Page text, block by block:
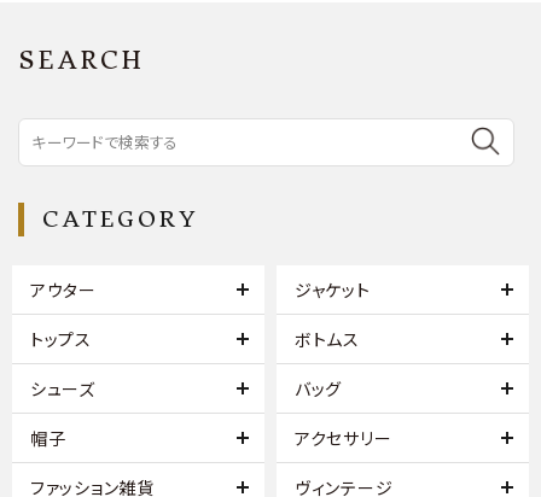
SEARCH
CATEGORY
アウター ジャケット
トップス ボトムス
シューズ バッグ
帽子 アクセサリー
ファッション雑貨 ヴィンテージ